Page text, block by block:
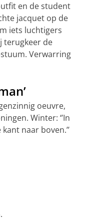
en de student
jacquet op de
iets luchtigers
terugkeer de
Verwarring
oeuvre,
Winter: ‘’In
naar boven.’’